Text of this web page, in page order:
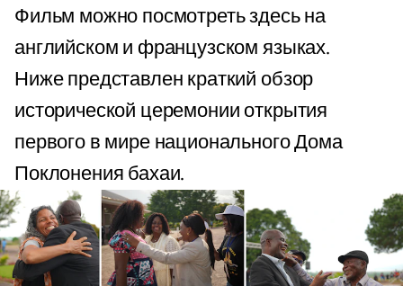
Фильм можно посмотреть здесь на
английском и французском языках.
Ниже представлен краткий обзор
исторической церемонии открытия
первого в мире национального Дома
Поклонения бахаи.